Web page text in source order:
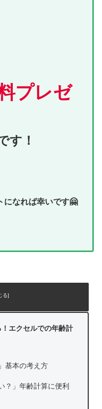
プレゼ
す！
になれば幸いです🤗
エクセルでの年齢計
基本の考え方
？」年齢計算に便利